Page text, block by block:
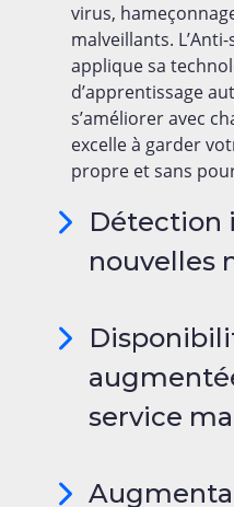
virus,
malveillants.
applique sa
d’apprentissage
s’améliorer avec
excelle à garder
propre et sans
Détection
nouvelles
service